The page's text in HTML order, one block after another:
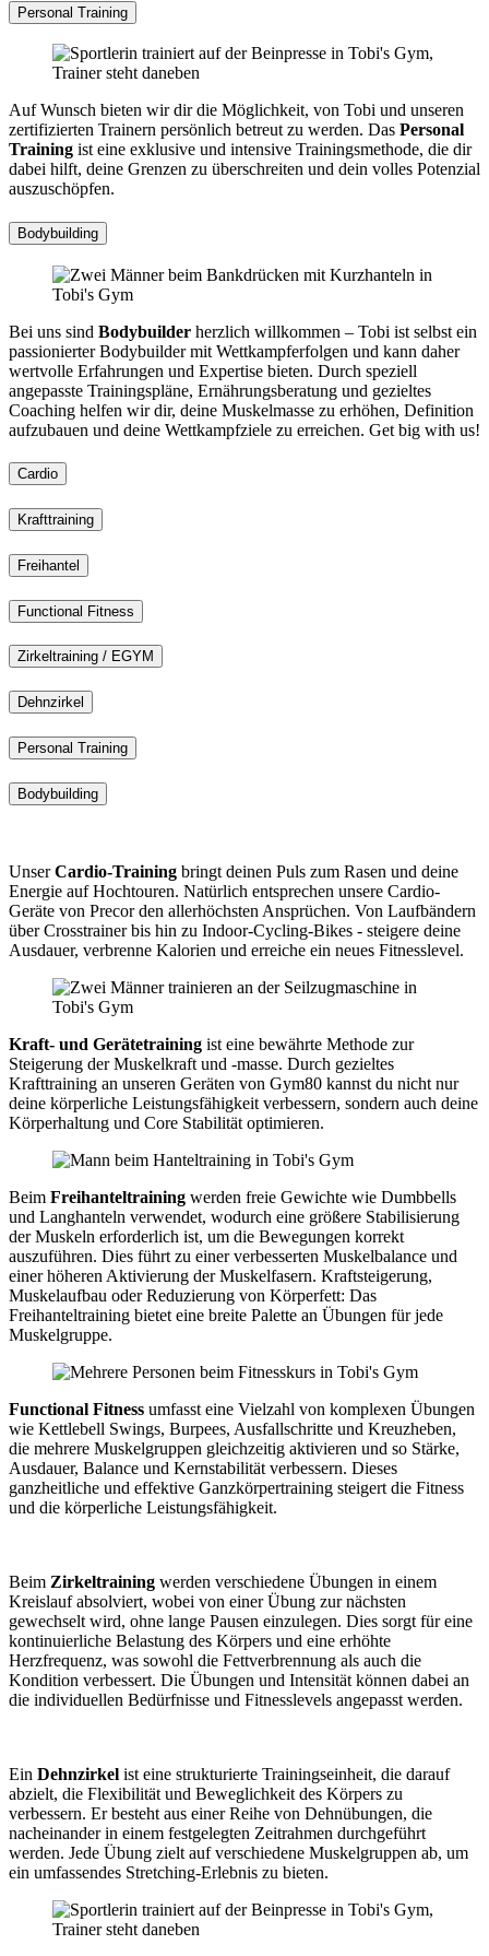
Personal Training
Auf Wunsch bieten wir dir die Möglichkeit, von Tobi und unseren
zertifizierten Trainern persönlich betreut zu werden. Das Personal
Training ist eine exklusive und intensive Trainingsmethode, die dir
dabei hilft, deine Grenzen zu überschreiten und dein volles Potenzial
auszuschöpfen.
Bodybuilding
Bei uns sind Bodybuilder herzlich willkommen – Tobi ist selbst ein
passionierter Bodybuilder mit Wettkampferfolgen und kann daher
wertvolle Erfahrungen und Expertise bieten. Durch speziell
angepasste Trainingspläne, Ernährungsberatung und gezieltes
Coaching helfen wir dir, deine Muskelmasse zu erhöhen, Definition
aufzubauen und deine Wettkampfziele zu erreichen. Get big with us!
Cardio
Krafttraining
Freihantel
Functional Fitness
Zirkeltraining / EGYM
Dehnzirkel
Personal Training
Bodybuilding
UnserCardio-Training bringt deinen Puls zum Rasen und deine
Energie auf Hochtouren. Natürlich entsprechen unsere Cardio-
Geräte von Precor den allerhöchsten Ansprüchen. Von Laufbändern
über Crosstrainer bis hin zu Indoor-Cycling-Bikes - steigere deine
Ausdauer, verbrenne Kalorien und erreiche ein neues Fitnesslevel.
Kraft- und Gerätetraining ist eine bewährte Methode zur
Steigerung der Muskelkraft und -masse. Durch gezieltes
Krafttraining an unseren Geräten von Gym80 kannst du nicht nur
deine körperliche Leistungsfähigkeit verbessern, sondern auch deine
Körperhaltung und Core Stabilität optimieren.
Beim Freihanteltraining werden freie Gewichte wie Dumbbells
und Langhanteln verwendet, wodurch eine größere Stabilisierung
der Muskeln erforderlich ist, um die Bewegungen korrekt
auszuführen. Dies führt zu einer verbesserten Muskelbalance und
einer höheren Aktivierung der Muskelfasern. Kraftsteigerung,
Muskelaufbau oder Reduzierung von Körperfett: Das
Freihanteltraining bietet eine breite Palette an Übungen für jede
Muskelgruppe.
Functional Fitness umfasst eine Vielzahl von komplexen Übungen
wie Kettlebell Swings, Burpees, Ausfallschritte und Kreuzheben,
die mehrere Muskelgruppen gleichzeitig aktivieren und so Stärke,
Ausdauer, Balance und Kernstabilität verbessern. Dieses
ganzheitliche und effektive Ganzkörpertraining steigert die Fitness
und die körperliche Leistungsfähigkeit.
Beim Zirkeltraining werden verschiedene Übungen in einem
Kreislauf absolviert, wobei von einer Übung zur nächsten
gewechselt wird, ohne lange Pausen einzulegen. Dies sorgt für eine
kontinuierliche Belastung des Körpers und eine erhöhte
Herzfrequenz, was sowohl die Fettverbrennung als auch die
Kondition verbessert. Die Übungen und Intensität können dabei an
die individuellen Bedürfnisse und Fitnesslevels angepasst werden.
Ein Dehnzirkel ist eine strukturierte Trainingseinheit, die darauf
abzielt, die Flexibilität und Beweglichkeit des Körpers zu
verbessern. Er besteht aus einer Reihe von Dehnübungen, die
nacheinander in einem festgelegten Zeitrahmen durchgeführt
werden. Jede Übung zielt auf verschiedene Muskelgruppen ab, um
ein umfassendes Stretching-Erlebnis zu bieten.